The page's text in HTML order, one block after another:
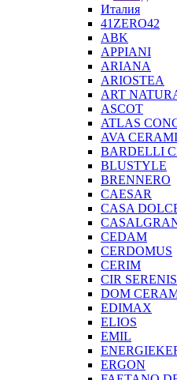
Италия
41ZERO42
ABK
APPIANI
ARIANA
ARIOSTEA
ART
ASCOT
ATLAS
AVA
BARDELLI
BLUSTYLE
BRENNERO
CAESAR
CASA
CEDAM
CERDOMUS
CERIM
CIR
DOM
EDIMAX
ELIOS
EMIL
ERGON